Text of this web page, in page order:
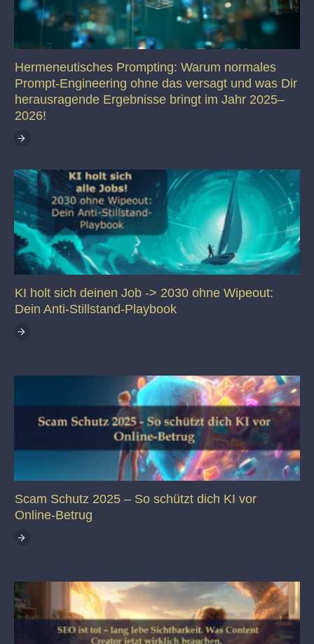
Hermeneutisches Prompting: Warum normales
Prompt-Engineering ohne das versagt und was Dir
herausragende Ergebnisse bringt im Jahr 2025–
2026!
KI holt sich deinen Job -> 2030 ohne Wipeout:
Dein Anti-Stillstand-Playbook
Scam Schutz 2025 – So schützt dich KI vor
Online-Betrug